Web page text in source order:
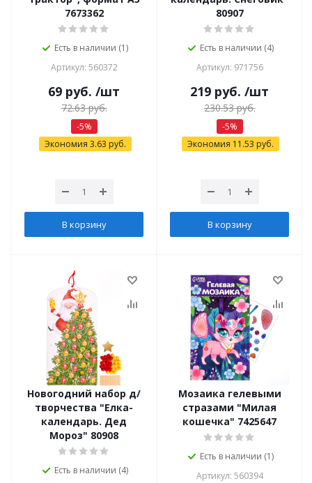
7673362
Есть в наличии (1)
Артикул: 560372
69 руб. /шт
72.63руб.
-5%
Экономия 3.63 руб.
В корзину
80907
Есть в наличии (4)
Артикул: 971756
219 руб. /шт
230.53руб.
-5%
Экономия 11.53 руб.
В корзину
Новогодний набор д/
творчества "Елка-
календарь. Дед
Мороз" 80908
Есть в наличии (4)
Мозаика гелевыми
стразами "Милая
кошечка" 7425647
Есть в наличии (1)
Артикул: 560394